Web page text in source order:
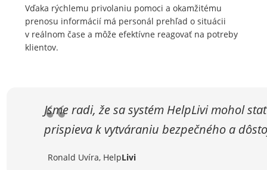
Vďaka rýchlemu privolaniu pomoci a okamžitému
prenosu informácií má personál prehľad o situácii
v reálnom čase a môže efektívne reagovať na potreby
klientov.
Jsme radi, že sa systém HelpLivi mohol
prispieva k vytváraniu bezpečného a
Ronald Uvíra, HelpLivi